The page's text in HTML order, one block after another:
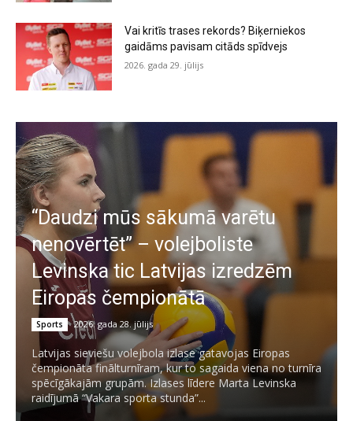
Vai kritīs trases rekords? Biķerniekos
gaidāms pavisam citāds spīdvejs
2026. gada 29. jūlijs
“Daudzi mūs sākumā varētu
nenovērtēt” – volejboliste
Levinska tic Latvijas izredzēm
Eiropas čempionātā
Sports 2026. gada 28. jūlijs
Latvijas sieviešu volejbola izlase gatavojas Eiropas
čempionāta finālturnīram, kur to sagaida viena no turnīra
spēcīgākajām grupām. Izlases līdere Marta Levinska
raidījumā “Vakara sporta stunda”...